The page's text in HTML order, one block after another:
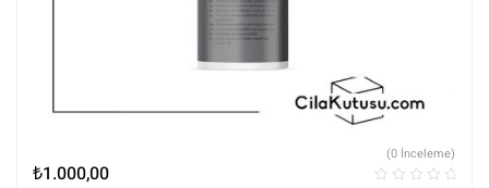
₺1.000,00
(0 İnceleme)